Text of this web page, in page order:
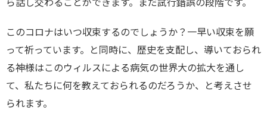
このコロナはいつ収束するのでしょうか？一早い収束を願
って祈っています。と同時に、歴史を支配し、導いておられ
る神様はこのウィルスによる病気の世界大の拡大を通し
て、私たちに何を教えておられるのだろうか、と考えさせ
られます。